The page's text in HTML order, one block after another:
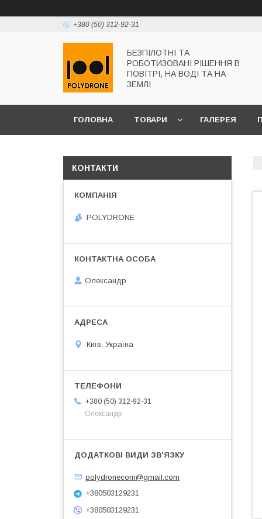
+380 (50) 312-92-31
БЕЗПІЛОТНІ ТА
РОБОТИЗОВАНІ РІШЕННЯ В
ПОВІТРІ, НА ВОДІ ТА НА
ЗЕМЛІ
ГОЛОВНА ТОВАРИ ГАЛЕРЕЯ
КОНТАКТИ
POLYDRONE
Олександр
Київ, Україна
+380 (50) 312-92-31
Олександр
polydronecom@gmail.com
+380503129231
+380503129231